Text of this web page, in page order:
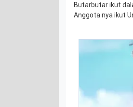
Butarbutar ikut
Anggota nya ikut